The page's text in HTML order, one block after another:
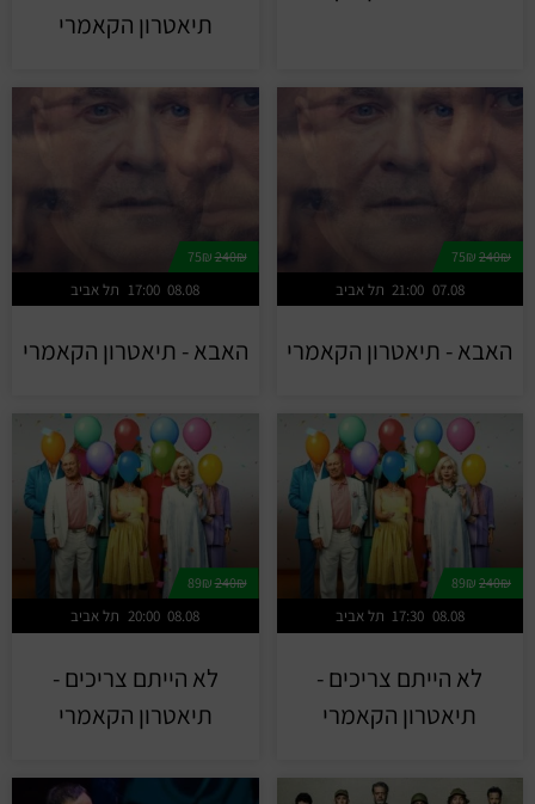
תיאטרון הקאמרי
240₪
תל אביב 21:00 07.08
האבא - תיאטרון הקאמרי
240₪
75₪
תל אביב 17:00 08.08
האבא - תיאטרון הקאמרי
240₪
תל אביב 17:30 08.08
לא הייתם צריכים -
תיאטרון הקאמרי
240₪
89₪
תל אביב 20:00 08.08
לא הייתם צריכים -
תיאטרון הקאמרי